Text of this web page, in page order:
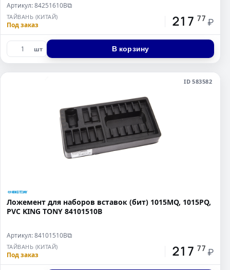
Артикул: 84251610B⧉
ТАЙВАНЬ (КИТАЙ)
Под заказ 217 77 ₽
шт В корзину
ID 583582
Ложемент для наборов вставок (бит) 1015MQ, 1015PQ,
PVC KING TONY 84101510B
Артикул: 84101510B⧉
ТАЙВАНЬ (КИТАЙ)
Под заказ 217 77 ₽